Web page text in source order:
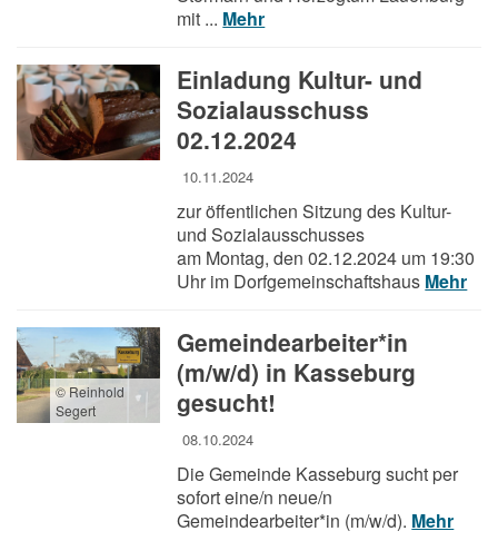
mit ... Mehr
Einladung Kultur- und
Sozialausschuss
02.12.2024
10.11.2024
zur öffentlichen Sitzung des Kultur-
und Sozialausschusses
am Montag, den 02.12.2024 um 19:30
Uhr im Dorfgemeinschaftshaus Mehr
Gemeindearbeiter*in
(m/w/d) in Kasseburg
gesucht!
08.10.2024
Die Gemeinde Kasseburg sucht per
sofort eine/n neue/n
Gemeindearbeiter*in (m/w/d). Mehr
© Reinhold
Segert